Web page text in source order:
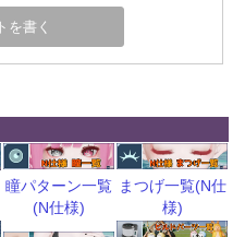
瞳パターン一覧
(N仕様)
まつげ一覧(N仕
様)